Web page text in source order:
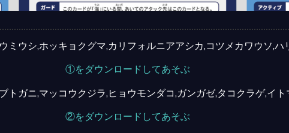
ウシ,ホッキョクグマ,カリフォルニアアシカ,コツメカワウソ,ハ
①をダウンロードしてあそぶ
ガニ,マッコウクジラ,ヒョウモンダコ,ガンガゼ,タコクラゲ,イト
②をダウンロードしてあそぶ